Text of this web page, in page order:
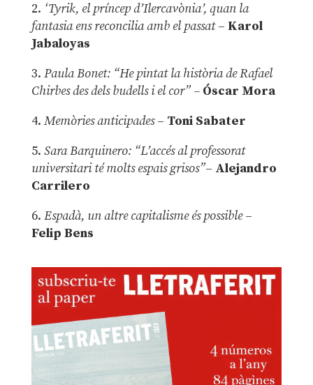
2. ‘Tyrik, el príncep d’Ilercavònia’, quan la
fantasia ens reconcilia amb el passat– Karol
Jabaloyas
3. Paula Bonet: “He pintat la història de Rafael
Chirbes des dels budells i el cor” –Óscar Mora
4. Memòries anticipades– Toni Sabater
5. Sara Barquinero: “L’accés al professorat
universitari té molts espais grisos”– Alejandro
Carrilero
6. Espadà, un altre capitalisme és possible –
Felip Bens